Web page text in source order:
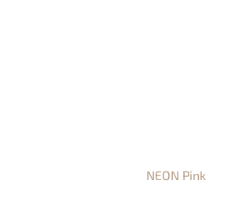
NEON Pink